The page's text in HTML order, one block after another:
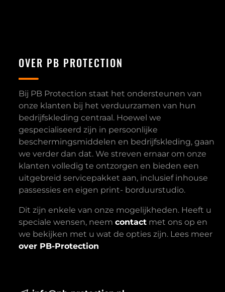
OVER PB PROTECTION
Bij PB Protection staat het ondersteunen van
onze klanten bij het verduurzamen van hun
bedrijfskleding centraal. Hoewel we
gespecialiseerd zijn in persoonlijke
beschermingsmiddelen en bedrijfskleding, gaan
we verder dan dat. We streven ernaar om onze
klanten volledig te ontzorgen en bieden een
uitgebreid servicepakket aan, inclusief inhouse
passessies en eigen print- borduurstudio.
Dit zijn enkele van onze mogelijkheden. Heeft u
speciale wensen, neemcontact met ons op en
we bekijken met u wat de opties zijn. Lees meer
over PB-Protection